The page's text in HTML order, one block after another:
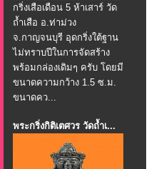
กริ่งเสือเดือน 5 ห้าเสาร์ วัด
ถ้ำเสือ อ.ท่าม่วง
จ.กาญจนบุรี อุดกริ่งใต้ฐาน
ไม่ทราบปีในการจัดสร้าง
พร้อมกล่องเดิมๆ ครับ โดยมี
ขนาดความกว้าง 1.5 ซ.ม.
ขนาดคว...
พระกริ่งกิติเตศวร วัดถ้ำเ...